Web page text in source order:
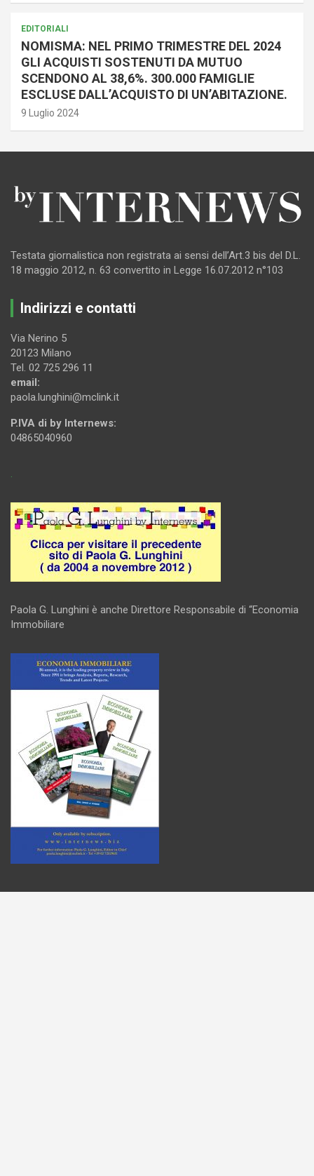
EDITORIALI
NOMISMA: NEL PRIMO TRIMESTRE DEL 2024
GLI ACQUISTI SOSTENUTI DA MUTUO
SCENDONO AL 38,6%. 300.000 FAMIGLIE
ESCLUSE DALL’ACQUISTO DI UN’ABITAZIONE.
9 Luglio 2024
Testata giornalistica non registrata ai sensi dell’Art.3 bis del D.L.
18 maggio 2012, n. 63 convertito in Legge 16.07.2012 n°103
Indirizzi e contatti
Via Nerino 5
20123 Milano
Tel. 02 725 296 11
email:
paola.lunghini@mclink.it
P.IVA di by Internews:
04865040960
.
Paola G. Lunghini è anche Direttore Responsabile di “Economia
Immobiliare